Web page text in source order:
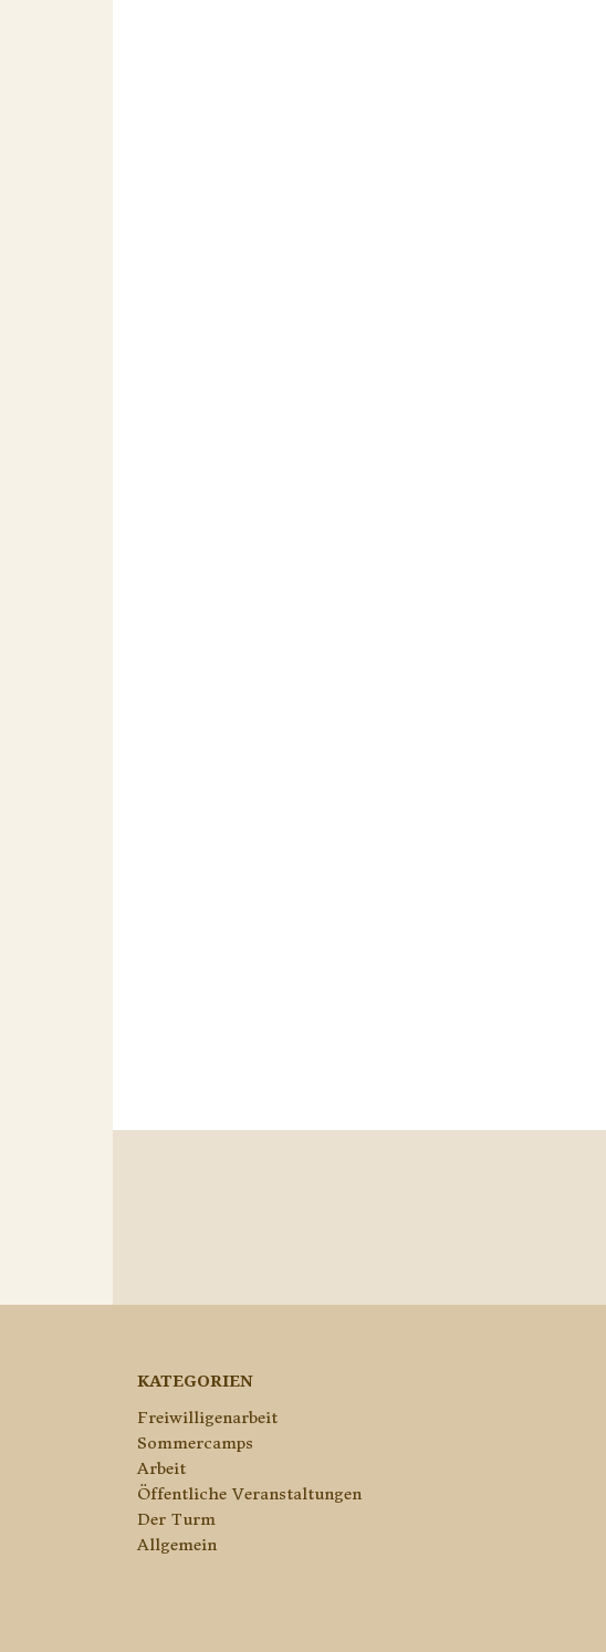
KATEGORIEN
Freiwilligenarbeit
Sommercamps
Arbeit
Öffentliche Veranstaltungen
Der Turm
Allgemein